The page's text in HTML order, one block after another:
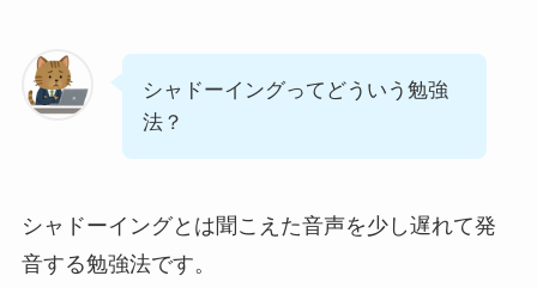
シャドーイングってどういう勉強
法？
シャドーイングとは聞こえた音声を少し遅れて発
音する勉強法です。